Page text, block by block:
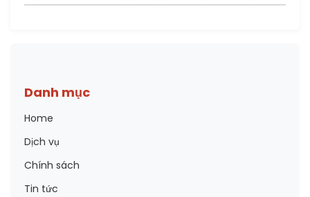
Danh mục
Home
Dịch vụ
Chính sách
Tin tức